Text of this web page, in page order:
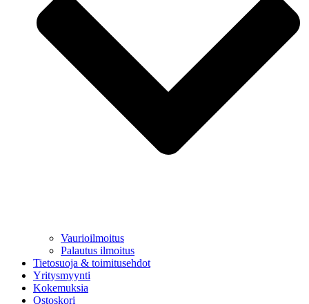
Vaurioilmoitus
Palautus ilmoitus
Tietosuoja & toimitusehdot
Yritysmyynti
Kokemuksia
Ostoskori